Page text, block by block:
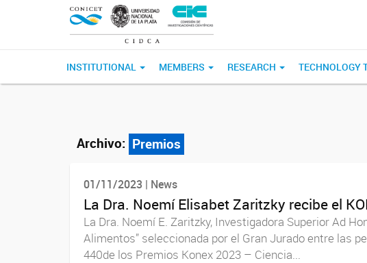
INSTITUTIONAL MEMBERS RESEARCH TECHNOLOGY
Archivo: Premios
01/11/2023 | News
La Dra. Noemí Elisabet Zaritzky recibe el
La Dra. Noemí E. Zaritzky, Investigadora Superior Ad
Alimentos” seleccionada por el Gran Jurado entre las
440de los Premios Konex 2023 – Ciencia...